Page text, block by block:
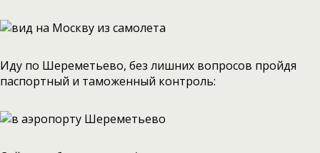
Иду по Шереметьево, без лишних вопросов пройдя
паспортный и таможенный контроль: